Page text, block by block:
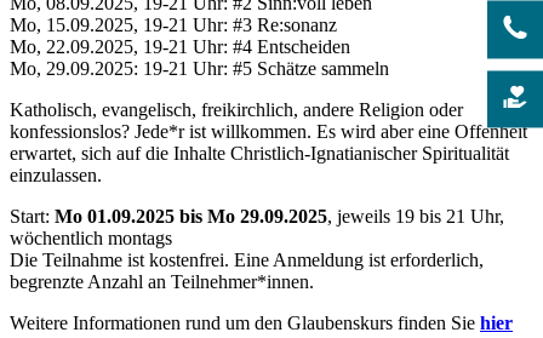
Mo, 15.09.2025, 19-21 Uhr: #3 Re:sonanz
Mo, 22.09.2025, 19-21 Uhr: #4 Entscheiden
Mo, 29.09.2025: 19-21 Uhr: #5 Schätze sammeln
Katholisch, evangelisch, freikirchlich, andere Religion oder
konfessionslos? Jede*r ist willkommen. Es wird aber eine Offenheit
erwartet, sich auf die Inhalte Christlich-Ignatianischer Spiritualität
einzulassen.
Start: Mo 01.09.2025 bis Mo 29.09.2025, jeweils 19 bis 21 Uhr,
wöchentlich montags
Die Teilnahme ist kostenfrei. Eine Anmeldung ist erforderlich,
begrenzte Anzahl an Teilnehmer*innen.
Weitere Informationen rund um den Glaubenskurs finden Sie hier